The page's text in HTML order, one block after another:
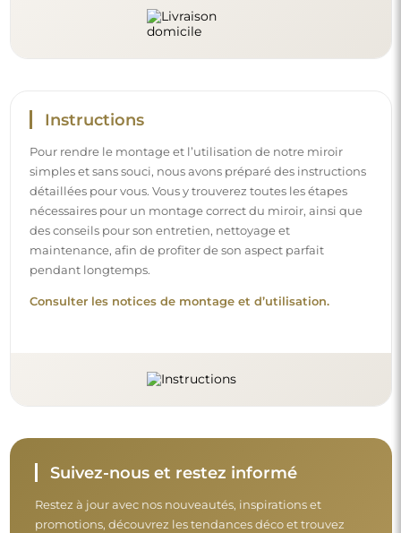
Instructions
Pour rendre le montage et l’utilisation de notre miroir
simples et sans souci, nous avons préparé des instructions
détaillées pour vous. Vous y trouverez toutes les étapes
nécessaires pour un montage correct du miroir, ainsi que
des conseils pour son entretien, nettoyage et
maintenance, afin de profiter de son aspect parfait
pendant longtemps.
Consulter les notices de montage et d’utilisation.
Suivez-nous et restez informé
Restez à jour avec nos nouveautés, inspirations et
promotions, découvrez les tendances déco et trouvez